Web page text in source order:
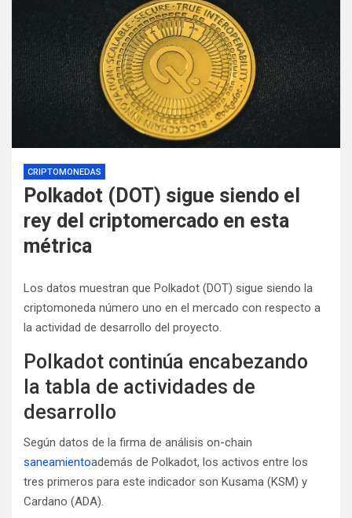
CRIPTOMONEDAS
Polkadot (DOT) sigue siendo el
rey del criptomercado en esta
métrica
Los datos muestran que Polkadot (DOT) sigue siendo la
criptomoneda número uno en el mercado con respecto a
la actividad de desarrollo del proyecto.
Polkadot continúa encabezando
la tabla de actividades de
desarrollo
Según datos de la firma de análisis on-chain
saneamientoademás de Polkadot, los activos entre los
tres primeros para este indicador son Kusama (KSM) y
Cardano (ADA).